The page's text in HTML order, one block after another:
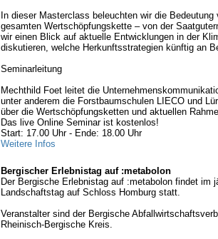
In dieser Masterclass beleuchten wir die
gesamten Wertschöpfungskette – von der
wir einen Blick auf aktuelle Entwicklungen in der
diskutieren, welche Herkunftsstrategien künftig an
Seminarleitung
Mechthild Foet leitet die
unter anderem die Forstbaumschulen LIECO und
über die Wertschöpfungsketten und aktuellen
Das live Online Seminar ist kostenlos!
Start: 17.00 Uhr - Ende: 18.00 Uhr
Weitere Infos
Bergischer Erlebnistag auf :metabolon
Der Bergische Erlebnistag auf :metabolon findet im
Landschaftstag auf Schloss Homburg statt.
Veranstalter sind der Bergische
Rheinisch-Bergische Kreis.